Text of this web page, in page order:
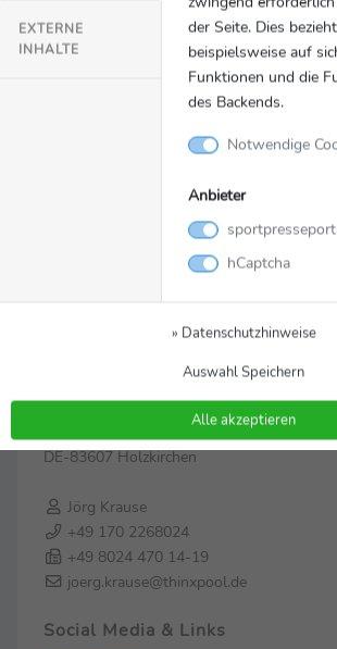
MagentaSport / Jörg Krause, thinXpool TV
DE-83607 Holzkirchen
Jörg Krause
+49 170 2268024
+49 8024 470 14-19
joerg.krause@thinxpool.de
Social Media & Links
EXTERNE
INHALTE
der Seite. Dies
beispielsweise auf
Funktionen und die
des Backends.
Notwendige
Anbieter
hCaptcha
» Datenschutzhinweise
Auswahl Speichern
Alle akzeptieren